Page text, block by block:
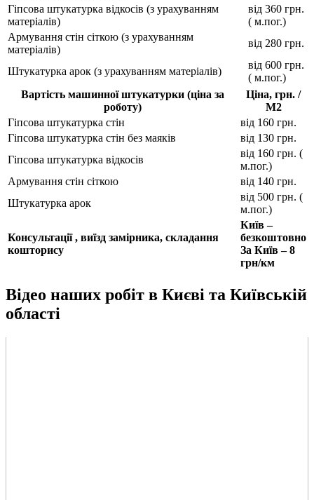
Гіпсова штукатурка відкосів (з урахуванням
матеріалів)
від 360 грн.
( м.пог.)
Армування стін сіткою (з урахуванням
матеріалів)
від 280 грн.
Штукатурка арок (з урахуванням матеріалів)
від 600 грн.
( м.пог.)
Вартість машинної штукатурки (ціна за
роботу)
Ціна, грн. /
М2
Гіпсова штукатурка стін
від 160 грн.
Гіпсова штукатурка стін без маяків
від 130 грн.
Гіпсова штукатурка відкосів
від 160 грн. (
м.пог.)
Армування стін сіткою
від 140 грн.
Штукатурка арок
від 500 грн. (
м.пог.)
Консультації , виїзд замірника, складання
кошторису
Київ –
безкоштовно
За Київ – 8
грн/км
Відео наших робіт в Києві та Київській
області